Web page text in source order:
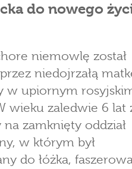
do nowego
niemowlę został
niedojrzałą
w upiornym
wieku zaledwie 6 lat
zamknięty oddział
w którym był
do łóżka,